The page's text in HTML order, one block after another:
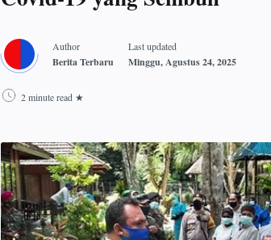
2 minute read